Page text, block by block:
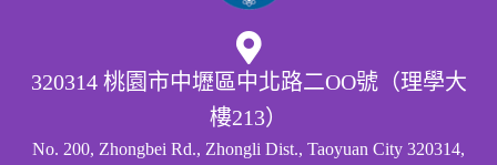
320314 桃園市中壢區中北路二OO號（理學大
樓213）
No. 200, Zhongbei Rd., Zhongli Dist., Taoyuan City 320314,